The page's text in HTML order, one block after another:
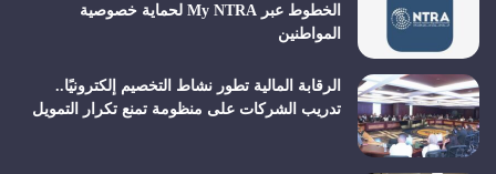
الخطوط عبر My NTRA لحماية خصوصية
المواطنين
الرقابة المالية تطور نشاط التخصيم إلكترونيًا..
تدريب الشركات على منظومة تمنع تكرار التمويل